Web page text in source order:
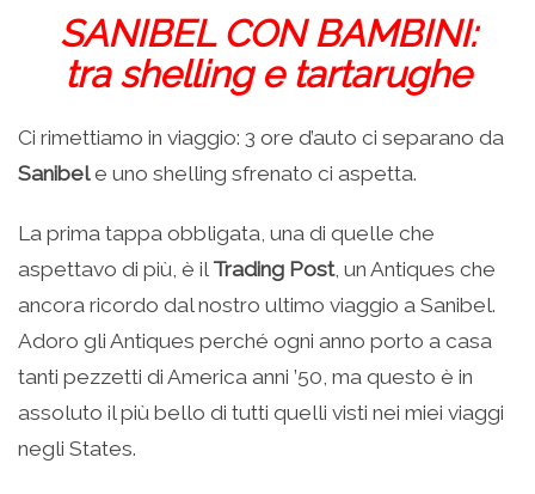
SANIBEL CON BAMBINI:
tra shelling e tartarughe
Ci rimettiamo in viaggio: 3 ore d’auto ci separano da
Sanibele uno shelling sfrenato ci aspetta.
La prima tappa obbligata, una di quelle che
aspettavo di più, è il Trading Post, un Antiques che
ancora ricordo dal nostro ultimo viaggio a Sanibel.
Adoro gli Antiques perché ogni anno porto a casa
tanti pezzetti di America anni ’50, ma questo è in
assoluto il più bello di tutti quelli visti nei miei viaggi
negli States.